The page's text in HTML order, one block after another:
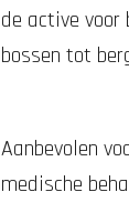
de active voor
bossen tot
Aanbevolen
medische